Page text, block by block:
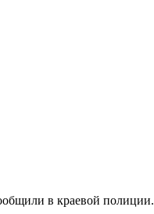
в краевой полиции.